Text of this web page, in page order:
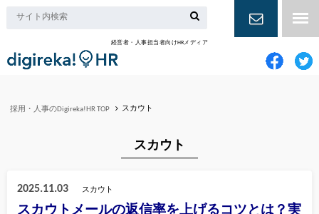
経営者・人事担当者向けHRメディア
お問い合
採用・人事のDigireka!HR TOP スカウト
スカウト
2025.11.03 スカウト
スカウトメールの返信率を上げるコツとは？実